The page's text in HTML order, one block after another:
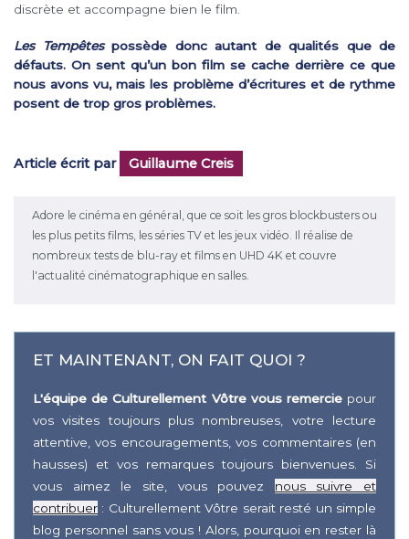
discrète et accompagne bien le film.
Les Tempêtespossède donc autant de qualités que de
défauts. On sent qu’un bon film se cache derrière ce que
nous avons vu, mais les problème d’écritures et de rythme
posent de trop gros problèmes.
Article écrit par Guillaume Creis
Adore le cinéma en général, que ce soit les gros blockbusters ou
les plus petits films, les séries TV et les jeux vidéo. Il réalise de
nombreux tests de blu-ray et films en UHD 4K et couvre
l'actualité cinématographique en salles.
ET MAINTENANT, ON FAIT QUOI ?
L'équipe de Culturellement Vôtre vous remerciepour
vos visites toujours plus nombreuses, votre lecture
attentive, vos encouragements, vos commentaires (en
hausses) et vos remarques toujours bienvenues. Si
vous aimez le site, vous pouvez nous suivre et
contribuer : Culturellement Vôtre serait resté un simple
blog personnel sans vous ! Alors, pourquoi en rester là